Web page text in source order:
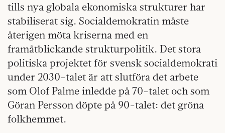
tills nya globala ekonomiska strukturer har
stabiliserat sig. Socialdemokratin måste
återigen möta kriserna med en
framåtblickande strukturpolitik. Det stora
politiska projektet för svensk socialdemokrati
under 2030-talet är att slutföra det arbete
som Olof Palme inledde på 70-talet och som
Göran Persson döpte på 90-talet: det gröna
folkhemmet.